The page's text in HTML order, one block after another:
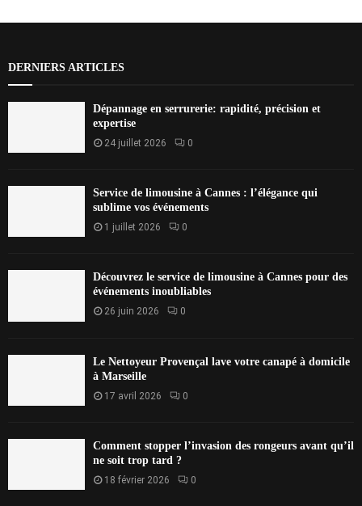
DERNIERS ARTICLES
Dépannage en serrurerie: rapidité, précision et
expertise
24 juillet 2026 0
Service de limousine à Cannes : l’élégance qui
sublime vos événements
1 juillet 2026 0
Découvrez le service de limousine à Cannes pour des
événements inoubliables
26 juin 2026 0
Le Nettoyeur Provençal lave votre canapé à domicile
à Marseille
17 avril 2026 0
Comment stopper l’invasion des rongeurs avant qu’il
ne soit trop tard ?
18 février 2026 0